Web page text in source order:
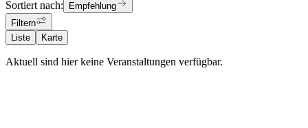
Sortiert nach:
Empfehlung
Filtern
Liste
Karte
Aktuell sind hier keine Veranstaltungen verfügbar.